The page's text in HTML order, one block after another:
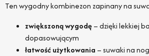
Ten wygodny kombinezon zapinany na
zwiększoną wygodę– dzięki lekkiej
dopasowującym
łatwość użytkowania – suwaki na